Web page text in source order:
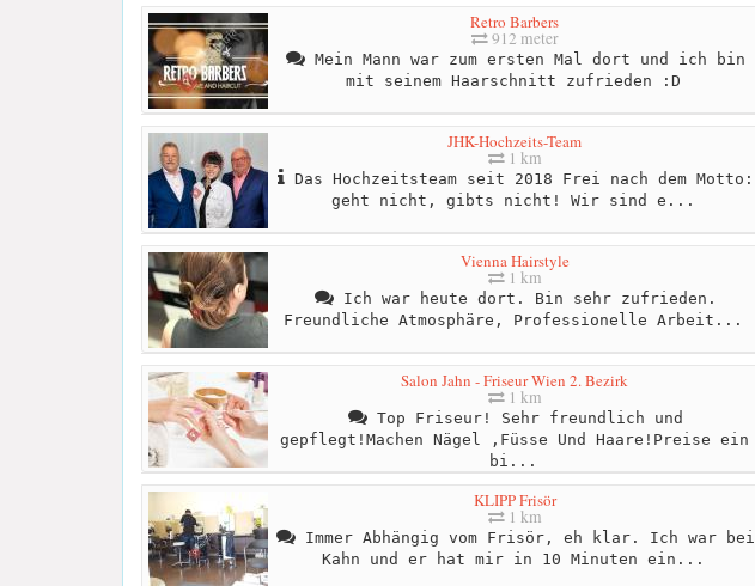
Retro Barbers
912 meter
Mein Mann war zum ersten Mal dort und ich bin
mit seinem Haarschnitt zufrieden :D
JHK-Hochzeits-Team
1 km
Das Hochzeitsteam seit 2018 Frei nach dem Motto:
geht nicht, gibts nicht! Wir sind e...
Vienna Hairstyle
1 km
Ich war heute dort. Bin sehr zufrieden.
Freundliche Atmosphäre, Professionelle Arbeit...
Salon Jahn - Friseur Wien 2. Bezirk
1 km
Top Friseur! Sehr freundlich und
gepflegt!Machen Nägel ,Füsse Und Haare!Preise ein
bi...
KLIPP Frisör
1 km
Immer Abhängig vom Frisör, eh klar. Ich war bei
Kahn und er hat mir in 10 Minuten ein...